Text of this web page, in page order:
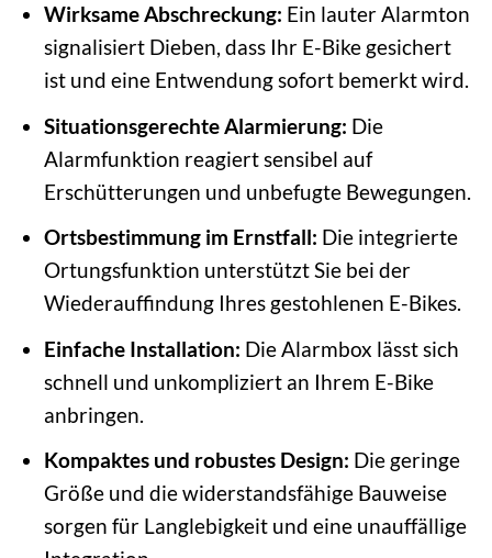
Wirksame Abschreckung: Ein lauter Alarmton
signalisiert Dieben, dass Ihr E-Bike gesichert
ist und eine Entwendung sofort bemerkt wird.
Situationsgerechte Alarmierung: Die
Alarmfunktion reagiert sensibel auf
Erschütterungen und unbefugte Bewegungen.
Ortsbestimmung im Ernstfall: Die integrierte
Ortungsfunktion unterstützt Sie bei der
Wiederauffindung Ihres gestohlenen E-Bikes.
Einfache Installation: Die Alarmbox lässt sich
schnell und unkompliziert an Ihrem E-Bike
anbringen.
Kompaktes und robustes Design: Die geringe
Größe und die widerstandsfähige Bauweise
sorgen für Langlebigkeit und eine unauffällige